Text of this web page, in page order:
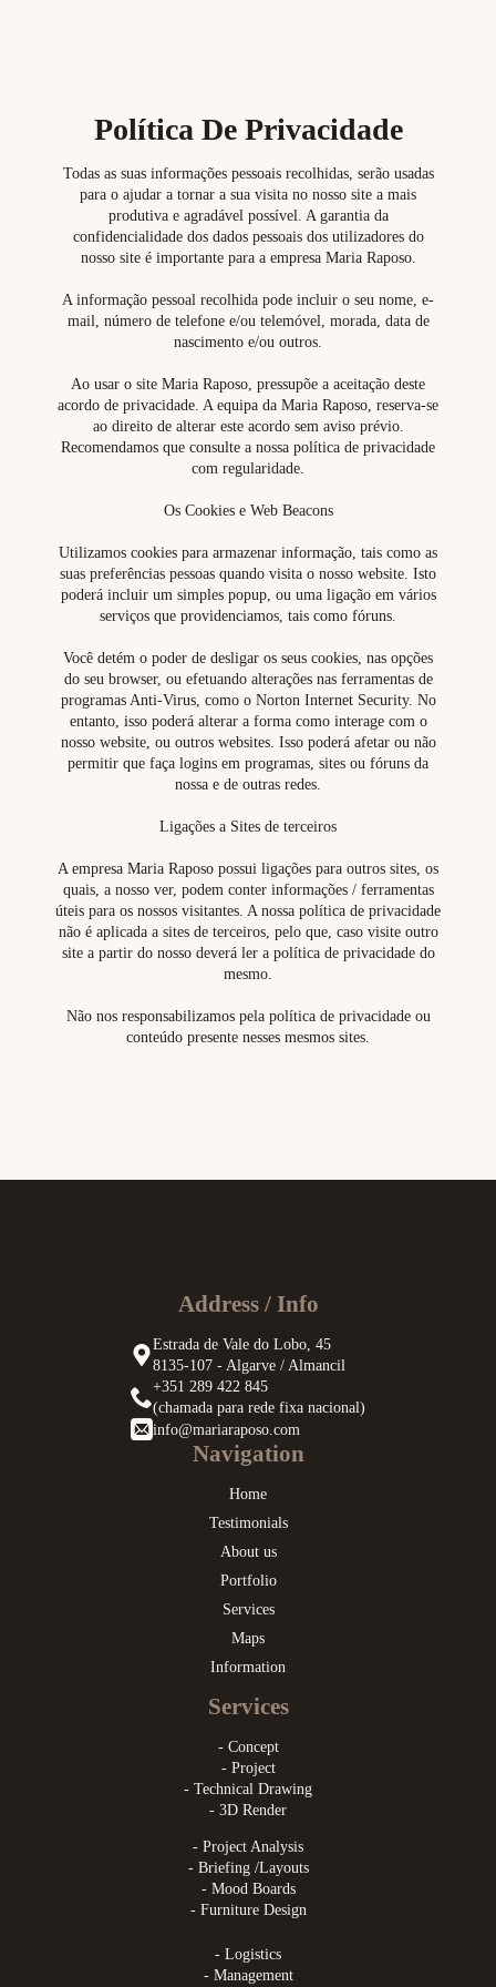
Política De Privacidade
Todas as suas informações pessoais recolhidas, serão usadas
para o ajudar a tornar a sua visita no nosso site a mais
produtiva e agradável possível. A garantia da
confidencialidade dos dados pessoais dos utilizadores do
nosso site é importante para a empresa Maria Raposo.
A informação pessoal recolhida pode incluir o seu nome, e-
mail, número de telefone e/ou telemóvel, morada, data de
nascimento e/ou outros.
Ao usar o site Maria Raposo, pressupõe a aceitação deste
acordo de privacidade. A equipa da Maria Raposo, reserva-se
ao direito de alterar este acordo sem aviso prévio.
Recomendamos que consulte a nossa política de privacidade
com regularidade.
Os Cookies e Web Beacons
Utilizamos cookies para armazenar informação, tais como as
suas preferências pessoas quando visita o nosso website. Isto
poderá incluir um simples popup, ou uma ligação em vários
serviços que providenciamos, tais como fóruns.
Você detém o poder de desligar os seus cookies, nas opções
do seu browser, ou efetuando alterações nas ferramentas de
programas Anti-Virus, como o Norton Internet Security. No
entanto, isso poderá alterar a forma como interage com o
nosso website, ou outros websites. Isso poderá afetar ou não
permitir que faça logins em programas, sites ou fóruns da
nossa e de outras redes.
Ligações a Sites de terceiros
A empresa Maria Raposo possui ligações para outros sites, os
quais, a nosso ver, podem conter informações / ferramentas
úteis para os nossos visitantes. A nossa política de privacidade
não é aplicada a sites de terceiros, pelo que, caso visite outro
site a partir do nosso deverá ler a política de privacidade do
mesmo.
Não nos responsabilizamos pela política de privacidade ou
conteúdo presente nesses mesmos sites.
Address / Info
Estrada de Vale do Lobo, 45
8135-107 - Algarve / Almancil
+351 289 422 845
(chamada para rede fixa nacional)
info@mariaraposo.com
Navigation
Home
Testimonials
About us
Portfolio
Services
Maps
Information
Services
- Concept
- Project
- Technical Drawing
- 3D Render
- Project Analysis
- Briefing /Layouts
- Mood Boards
- Furniture Design
- Logistics
- Management